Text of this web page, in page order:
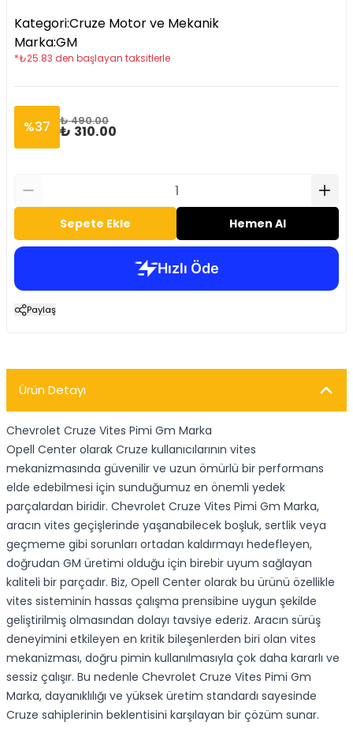
Kategori:Cruze Motor ve Mekanik
Marka:GM
*₺25.83 den başlayan taksitlerle
%37 ₺ 490.00
₺ 310.00
Sepete Ekle Hemen Al
Paylaş
Ürün Detayı
Chevrolet Cruze Vites Pimi Gm Marka
Opell Center olarak Cruze kullanıcılarının vites
mekanizmasında güvenilir ve uzun ömürlü bir performans
elde edebilmesi için sunduğumuz en önemli yedek
parçalardan biridir. Chevrolet Cruze Vites Pimi Gm Marka,
aracın vites geçişlerinde yaşanabilecek boşluk, sertlik veya
geçmeme gibi sorunları ortadan kaldırmayı hedefleyen,
doğrudan GM üretimi olduğu için birebir uyum sağlayan
kaliteli bir parçadır. Biz, Opell Center olarak bu ürünü özellikle
vites sisteminin hassas çalışma prensibine uygun şekilde
geliştirilmiş olmasından dolayı tavsiye ederiz. Aracın sürüş
deneyimini etkileyen en kritik bileşenlerden biri olan vites
mekanizması, doğru pimin kullanılmasıyla çok daha kararlı ve
sessiz çalışır. Bu nedenle Chevrolet Cruze Vites Pimi Gm
Marka, dayanıklılığı ve yüksek üretim standardı sayesinde
Cruze sahiplerinin beklentisini karşılayan bir çözüm sunar.